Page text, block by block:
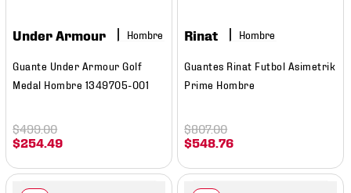
Under Armour Hombre
Guante Under Armour Golf
Medal Hombre 1349705-001
$254 .49
$499.00
Rinat Hombre
Guantes Rinat Futbol Asimetrik
Prime Hombre
$548 .76
$807.00